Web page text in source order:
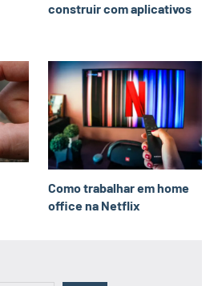
construir com aplicativos
Como trabalhar em home
office na Netflix